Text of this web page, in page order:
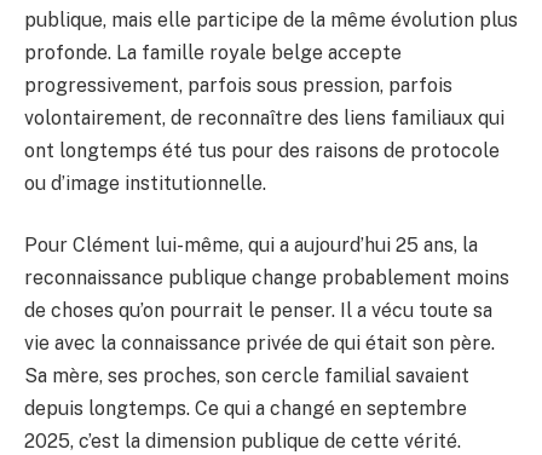
publique, mais elle participe de la même évolution plus
profonde. La famille royale belge accepte
progressivement, parfois sous pression, parfois
volontairement, de reconnaître des liens familiaux qui
ont longtemps été tus pour des raisons de protocole
ou d’image institutionnelle.
Pour Clément lui-même, qui a aujourd’hui 25 ans, la
reconnaissance publique change probablement moins
de choses qu’on pourrait le penser. Il a vécu toute sa
vie avec la connaissance privée de qui était son père.
Sa mère, ses proches, son cercle familial savaient
depuis longtemps. Ce qui a changé en septembre
2025, c’est la dimension publique de cette vérité.